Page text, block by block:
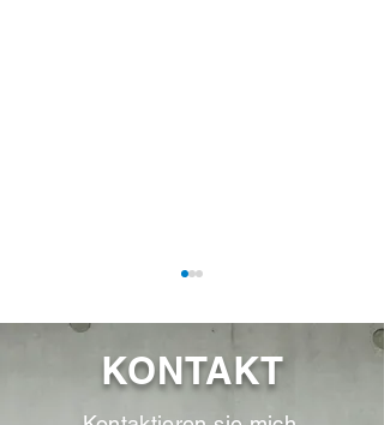
KONTAKT